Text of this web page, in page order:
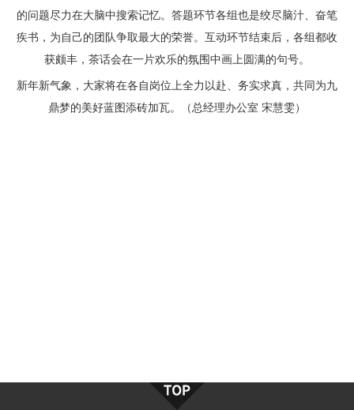
的问题尽力在大脑中搜索记忆。答题环节各组也是绞尽脑汁、奋笔
疾书，为自己的团队争取最大的荣誉。互动环节结束后，各组都收
获颇丰，茶话会在一片欢乐的氛围中画上圆满的句号。
新年新气象，大家将在各自岗位上全力以赴、务实求真，共同为九
鼎梦的美好蓝图添砖加瓦。（总经理办公室 宋慧雯）